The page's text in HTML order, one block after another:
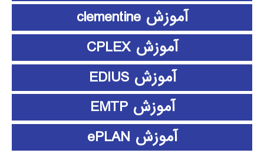
آموزش clementine
آموزش CPLEX
آموزش EDIUS
آموزش EMTP
آموزش ePLAN